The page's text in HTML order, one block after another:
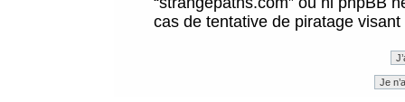
cas de tentative de piratage